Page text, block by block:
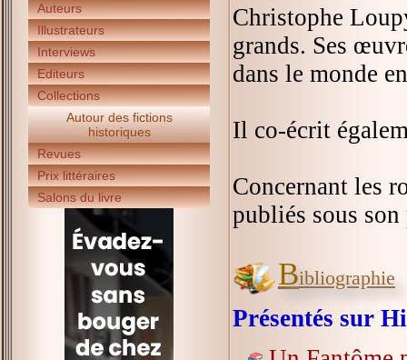
Auteurs
Illustrateurs
Interviews
Editeurs
Collections
Autour des fictions
historiques
Revues
Prix littéraires
Salons du livre
Christophe
grands. Ses
dans le monde
Il co-écrit
Concernant les
publiés sous
Bibliographie
Présentés sur